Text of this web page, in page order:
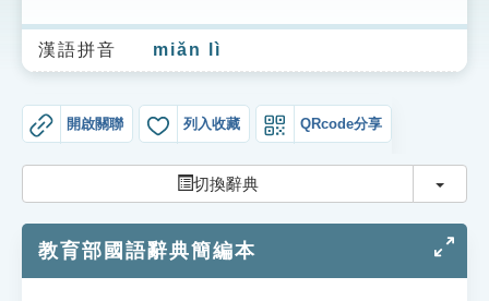
生字詞彙表
成語故事
索引選單
單字索引
漢語拼音 miǎn lì
開啟關聯 列入收藏 QRcode分享
切換辭典 切換
教育部國語辭典簡編本